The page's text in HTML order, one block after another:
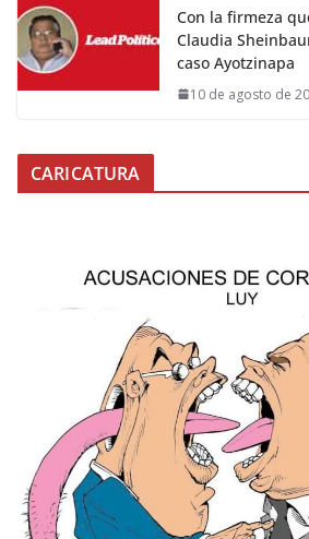
Con la firmeza
Claudia
caso Ayotzinapa
10 de agosto de
CARICATURA